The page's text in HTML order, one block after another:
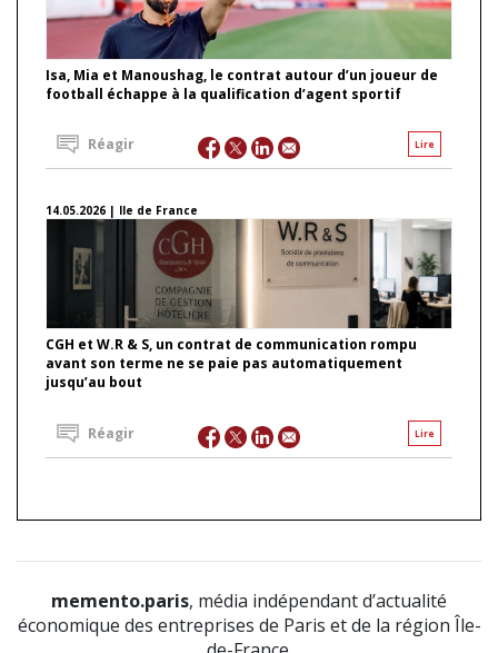
Isa, Mia et Manoushag, le contrat autour d’un joueur de
football échappe à la qualification d’agent sportif
Lire
Réagir
14.05.2026 | Ile de France
CGH et W.R & S, un contrat de communication rompu
avant son terme ne se paie pas automatiquement
jusqu’au bout
Lire
Réagir
memento.paris, média indépendant d’actualité
économique des entreprises de Paris et de la région Île-